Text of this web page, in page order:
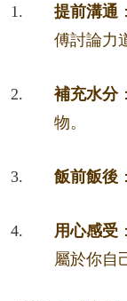
提前溝通
傅討論力
補充水分
物。
飯前飯後
用心感受
屬於你自